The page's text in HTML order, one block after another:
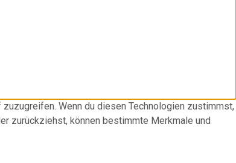
Wenn du diesen Technologien zustimmst,
zurückziehst, können bestimmte Merkmale und